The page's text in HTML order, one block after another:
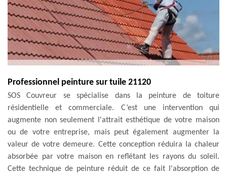
Professionnel peinture sur tuile 21120
SOS Couvreur se spécialise dans la peinture de toiture
résidentielle et commerciale. C’est une intervention qui
augmente non seulement l'attrait esthétique de votre maison
ou de votre entreprise, mais peut également augmenter la
valeur de votre demeure. Cette conception réduira la chaleur
absorbée par votre maison en reflétant les rayons du soleil.
Cette technique de peinture réduit de ce fait l'absorption de